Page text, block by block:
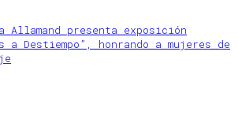
Allamand presenta exposición
a Destiempo”, honrando a mujeres de